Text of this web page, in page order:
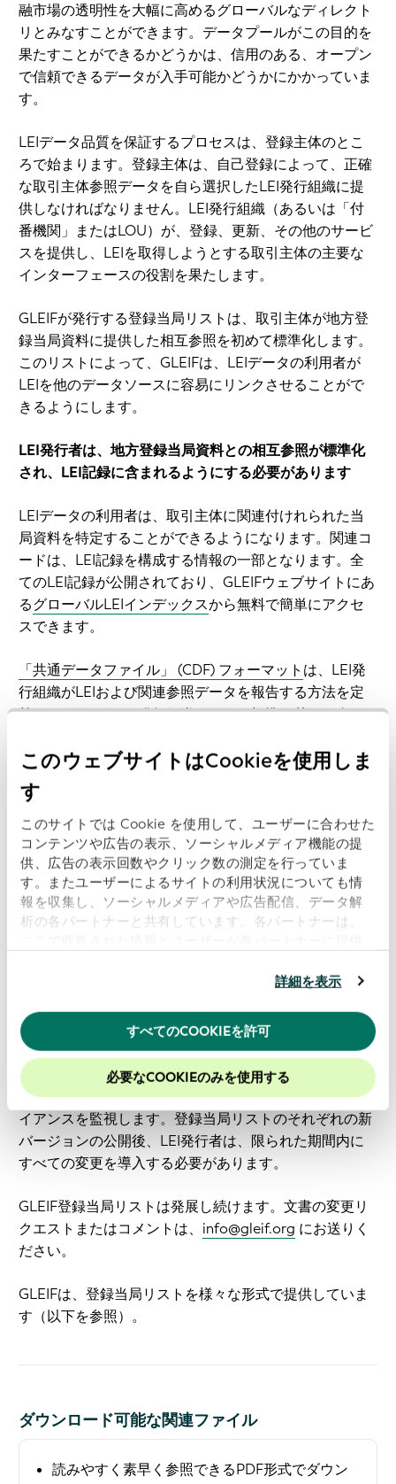
このウェブサイトはCookieを使用しま
す
このサイトでは Cookie を使用して、ユーザーに合わせた
コンテンツや広告の表示、ソーシャルメディア機能の提
供、広告の表示回数やクリック数の測定を行っていま
す。またユーザーによるサイトの利用状況についても情
報を収集し、ソーシャルメディアや広告配信、データ解
析の各パートナーと共有しています。各パートナーは、
用したときに収集した他の情報を組み合わせて使用する
ッキーに同意したことになります。
当社のウェブサイトでのエクスペリエンスを向上させる
ために、Cookieを有効にしておくことをお勧めします。
詳細を表示
すべてのCOOKIEを許可
必要なCOOKIEのみを使用する
融市場の透明性を大幅に高めるグローバルなディレクト
リとみなすことができます。データプールがこの目的を
果たすことができるかどうかは、信用のある、オープン
で信頼できるデータが入手可能かどうかにかかっていま
す。
LEIデータ品質を保証するプロセスは、登録主体のとこ
ろで始まります。登録主体は、自己登録によって、正確
な取引主体参照データを自ら選択したLEI発行組織に提
供しなければなりません。LEI発行組織（あるいは「付
番機関」またはLOU）が、登録、更新、その他のサービ
スを提供し、LEIを取得しようとする取引主体の主要な
インターフェースの役割を果たします。
GLEIFが発行する登録当局リストは、取引主体が地方登
録当局資料に提供した相互参照を初めて標準化します。
このリストによって、GLEIFは、LEIデータの利用者が
LEIを他のデータソースに容易にリンクさせることがで
きるようにします。
LEI発行者は、地方登録当局資料との相互参照が標準化
され、LEI記録に含まれるようにする必要があります
LEIデータの利用者は、取引主体に関連付けれられた当
局資料を特定することができるようになります。関連コ
ードは、LEI記録を構成する情報の一部となります。全
てのLEI記録が公開されており、GLEIFウェブサイトにあ
るグローバルLEIインデックスから無料で簡単にアクセ
スできます。
「共通データファイル」 (CDF) フォーマット は、LEI発
行組織がLEIおよび関連参照データを報告する方法を定
義しています。LEI発行組織は、この標準に基づき次の2
のフィールドを使って、取引主体と関連のある現地当局
資料を特定します:
登録：主体IDの値を提供した商業登記簿またはその他
の登録当局を識別するコード (次の項目を参照)。将来
は、GLEIF登録当局リストに含まれる当局資料に割り
当てられるコードになるでしょう。
主体ID: 当局資料で管理される、取引主体の識別子 (ロ
ーカルナンバー)。
このIDが入手できない場合、登記簿が関連する主体IDな
しで報告される場合もあります。
GLEIF登録当局リストの実現
GLEIFは、登録当局リストを用いてLEI発行者のコンプラ
イアンスを監視します。登録当局リストのそれぞれの新
バージョンの公開後、LEI発行者は、限られた期間内に
すべての変更を導入する必要があります。
GLEIF登録当局リストは発展し続けます。文書の変更リ
クエストまたはコメントは、 info@gleif.org にお送りく
ださい。
GLEIFは、登録当局リストを様々な形式で提供していま
す（以下を参照）。
ダウンロード可能な関連ファイル
読みやすく素早く参照できるPDF形式でダウン